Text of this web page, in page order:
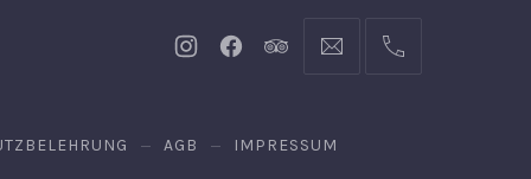
NeuesNeuesNeues info@hofgut-
AGB IMPRESSUM